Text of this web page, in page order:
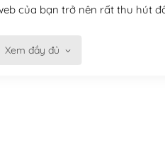
của bạn trở nên rất thu hút
bạn trở nên dễ dàng và nhanh
Xem đầy đủ